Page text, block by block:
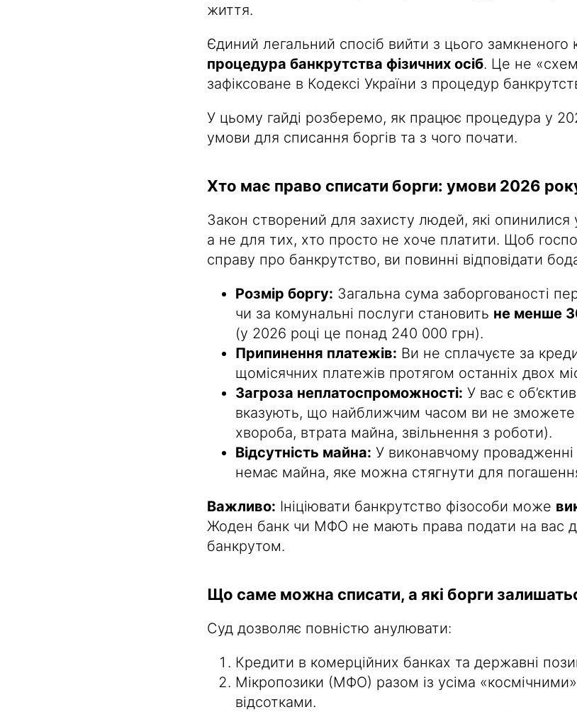
життя.
Єдиний легальний спосіб вийти з цього замкненого
процедура банкрутства фізичних осіб. Це не
зафіксоване в Кодексі України з процедур
У цьому гайді розберемо, як працює процедура у
умови для списання боргів та з чого почати.
Хто має право списати борги: умови 2026
Закон створений для захисту людей, які опинилися
а не для тих, хто просто не хоче платити. Щоб
справу про банкрутство, ви повинні відповідати
Розмір боргу: Загальна сума заборгованості
чи за комунальні послуги становить не менше
(у 2026 році це понад 240 000 грн).
Припинення платежів: Ви не сплачуєте за
щомісячних платежів протягом останніх двох
Загроза неплатоспроможності: У вас є
вказують, що найближчим часом ви не зможете
хвороба, втрата майна, звільнення з роботи).
Відсутність майна: У виконавчому
немає майна, яке можна стягнути для
Важливо: Ініціювати банкрутство фізособи може
Жоден банк чи МФО не мають права подати на вас
банкрутом.
Що саме можна списати, а які борги
Суд дозволяє повністю анулювати:
Кредити в комерційних банках та державні
Мікропозики (МФО) разом із усіма
відсотками.